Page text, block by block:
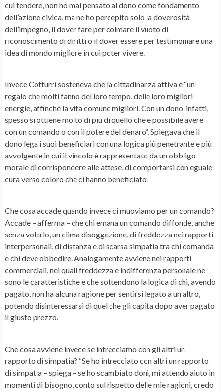
cui tendere, non ho mai pensato al dono come fondamento
dell’azione civica, ma ne ho percepito solo la doverosità
dell’impegno, il dover fare per colmare il vuoto di
riconoscimento di diritti o il dover essere per testimoniare una
idea di mondo migliore in cui poter vivere.
Invece Cotturri sosteneva che la cittadinanza attiva è “un
regalo che molti fanno del loro tempo, delle loro migliori
energie, affinché la vita comune migliori. Con un dono, infatti,
spesso si ottiene molto di più di quello che è possibile avere
con un comando o con il potere del denaro”. Spiegava che il
dono lega i suoi beneficiari con una logica più penetrante e più
avvolgente in cui il vincolo è rappresentato da un obbligo
morale di corrispondere alle attese, di comportarsi con eguale
cura verso coloro che ci hanno beneficiato.
Che cosa accade quando invece ci muoviamo per un comando?
Accade – afferma – che chi emana un comando diffonde, anche
senza volerlo, un clima disoggezione, di freddezza nei rapporti
interpersonali, di distanza e di scarsa simpatia tra chi comanda
e chi deve obbedire. Analogamente avviene nei rapporti
commerciali, nei quali freddezza e indifferenza personale ne
sono le caratteristiche e che sottendono la logica di chi, avendo
pagato, non ha alcuna ragione per sentirsi legato a un altro,
potendo disinteressarsi di quel che gli capita dopo aver pagato
il giusto prezzo.
Che cosa avviene invece se intrecciamo con gli altri un
rapporto di simpatia? “Se ho intrecciato con altri un rapporto
di simpatia – spiega – se ho scambiato doni, mi attendo aiuto in
momenti di bisogno, conto sul rispetto delle mie ragioni, credo